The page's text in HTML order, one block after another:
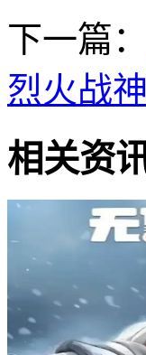
下一篇：
烈火战
相关资